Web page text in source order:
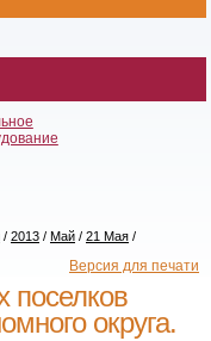
/ 2013 / Май / 21 Мая /
Версия для печати
поселков
округа.